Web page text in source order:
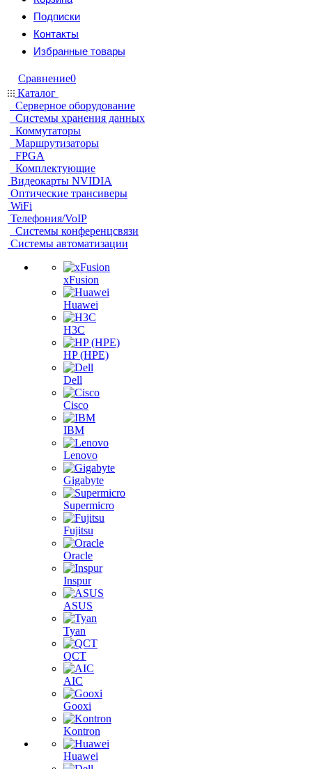
Подписки
Контакты
Избранные товары
Сравнение0
Каталог
Серверное оборудование
Системы хранения данных
Коммутаторы
Маршрутизаторы
FPGA
Комплектующие
Видеокарты NVIDIA
Оптические трансиверы
WiFi
Телефония/VoIP
Системы конференцсвязи
Системы автоматизации
xFusion
Huawei
H3C
HP (HPE)
Dell
Cisco
IBM
Lenovo
Gigabyte
Supermicro
Fujitsu
Oracle
Inspur
ASUS
Tyan
QCT
AIC
Gooxi
Kontron
Huawei